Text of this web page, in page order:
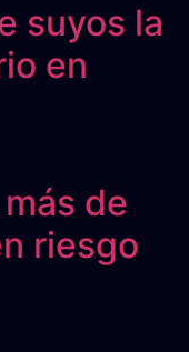
suyos la
en
de
riesgo